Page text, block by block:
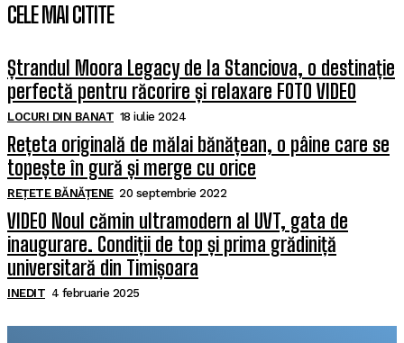
CELE MAI CITITE
Ștrandul Moora Legacy de la Stanciova, o destinație
perfectă pentru răcorire și relaxare FOTO VIDEO
LOCURI DIN BANAT 18 iulie 2024
Rețeta originală de mălai bănățean, o pâine care se
topește în gură și merge cu orice
REȚETE BĂNĂȚENE 20 septembrie 2022
VIDEO Noul cămin ultramodern al UVT, gata de
inaugurare. Condiții de top și prima grădiniță
universitară din Timișoara
INEDIT 4 februarie 2025